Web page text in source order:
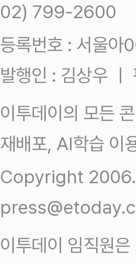
02) 799-2600
등록번호 : 서울
발행인 : 김상우
이투데이의 모든
재배포, AI학습 이
Copyright 2006.
이투데이 임직원